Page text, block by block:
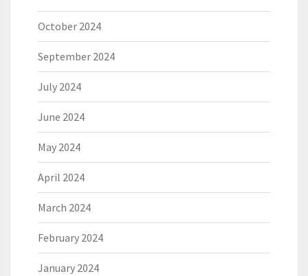
October 2024
September 2024
July 2024
June 2024
May 2024
April 2024
March 2024
February 2024
January 2024